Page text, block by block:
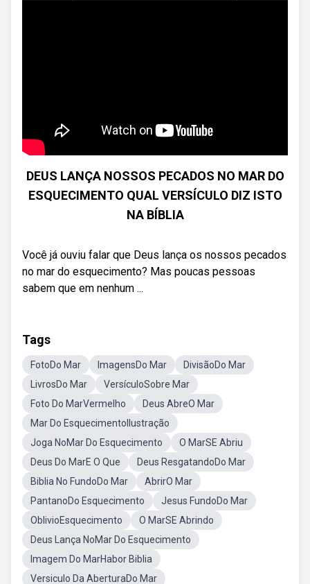
DEUS LANÇA NOSSOS PECADOS NO MAR DO
ESQUECIMENTO QUAL VERSÍCULO DIZ ISTO
NA BÍBLIA
Você já ouviu falar que Deus lança os nossos pecados
no mar do esquecimento? Mas poucas pessoas
sabem que em nenhum ...
Tags
FotoDo Mar ImagensDo Mar
DivisãoDo Mar
LivrosDo Mar
VersículoSobre Mar
Foto Do MarVermelho
Deus AbreO Mar
Mar Do EsquecimentoIlustração
Joga NoMar Do Esquecimento
O MarSE Abriu
Deus Do MarE O Que
Deus ResgatandoDo Mar
Biblia No FundoDo Mar
AbrirO Mar
PantanoDo Esquecimento
Jesus FundoDo Mar
OblivioEsquecimento
O MarSE Abrindo
Deus Lança NoMar Do Esquecimento
Imagem Do MarHabor Biblia
Versiculo Da AberturaDo Mar